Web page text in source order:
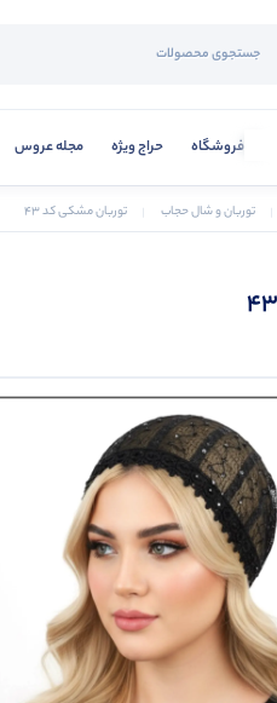
فروشگاه حراج ویژه مجله عروس
توربان و شال حجاب توربان مشکی کد 43